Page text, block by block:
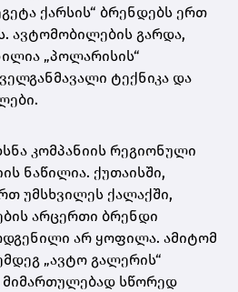
ქარსის“ ბრენდებს ერთ
ავტომობილების გარდა,
„პოლარისის“
ტექნიკა და
კომპანიის რეგიონული
ნაწილია. ქუთაისში,
უმსხვილეს ქალაქში,
არცერთი ბრენდი
არ ყოფილა. ამიტომ
„ავტო გალერის“
მიმართულებად სწორედ